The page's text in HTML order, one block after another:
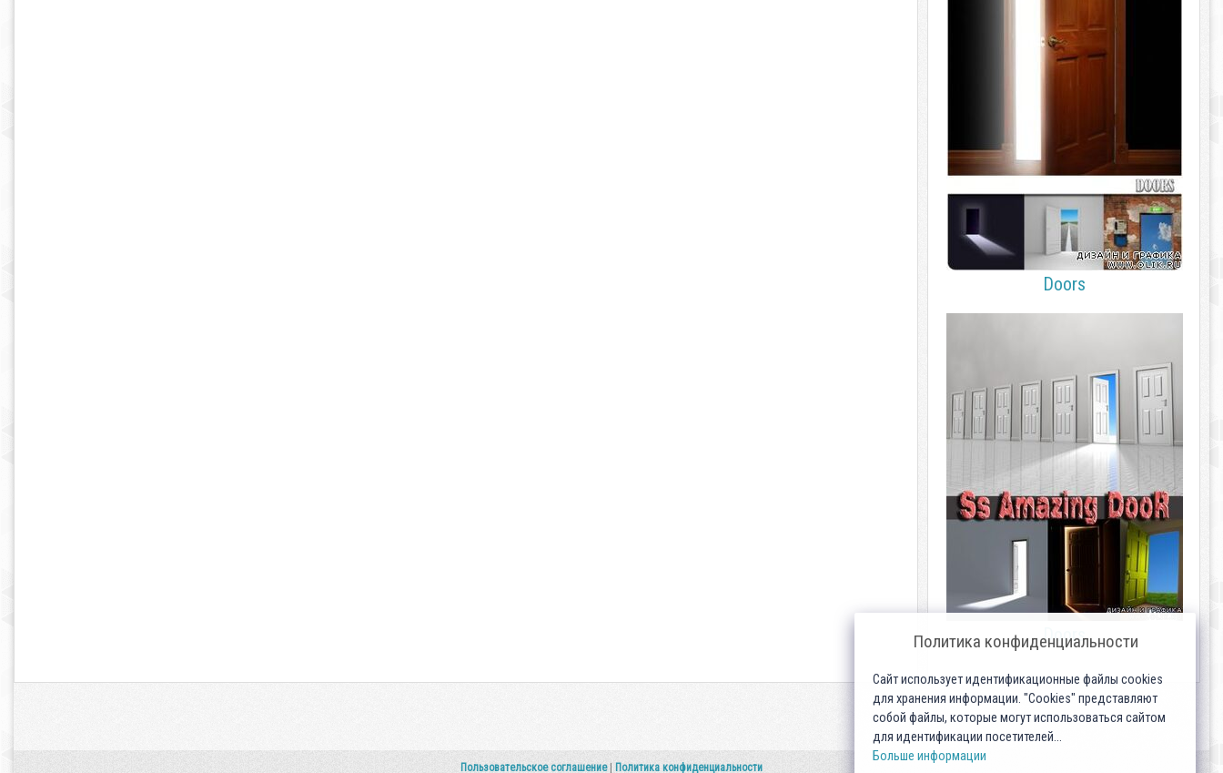
Doors
Doors
Пользовательское соглашение Политика конфиденциальности
Политика конфиденциальности
Сайт использует идентификационные файлы cookies
для хранения информации. "Cookies" представляют
собой файлы, которые могут использоваться сайтом
для идентификации посетителей...
Больше информации